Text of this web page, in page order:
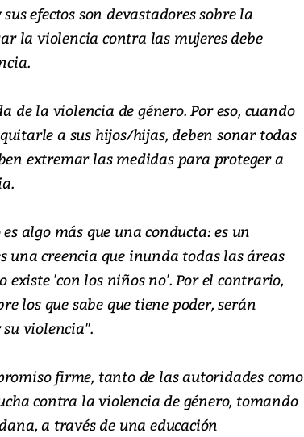
efectos son devastadores sobre la
la violencia contra las mujeres debe
de la violencia de género. Por eso, cuando
a sus hijos/hijas, deben sonar todas
extremar las medidas para proteger a
algo más que una conducta: es un
una creencia que inunda todas las áreas
existe 'con los niños no'. Por el contrario,
los que sabe que tiene poder, serán
violencia".
firme, tanto de las autoridades como
contra la violencia de género, tomando
a través de una educación